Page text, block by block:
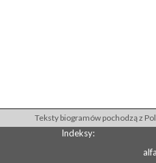
Teksty biogramów pochodzą z
Indeksy: